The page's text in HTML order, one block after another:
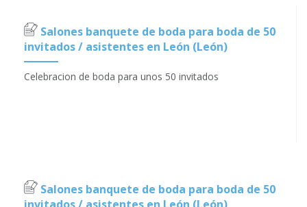
Salones banquete de boda para boda de 50
invitados / asistentes en León (León)
Celebracion de boda para unos 50 invitados
Salones banquete de boda para boda de 50